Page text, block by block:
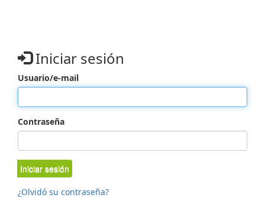
Iniciar sesión
Usuario/e-mail
Contraseña
Iniciar sesión
¿Olvidó su contraseña?